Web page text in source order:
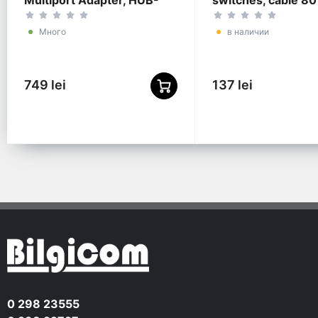
M19
Много
749 lei
Gembird "UHB-
Blackв наличии
137 lei
0 298 23555